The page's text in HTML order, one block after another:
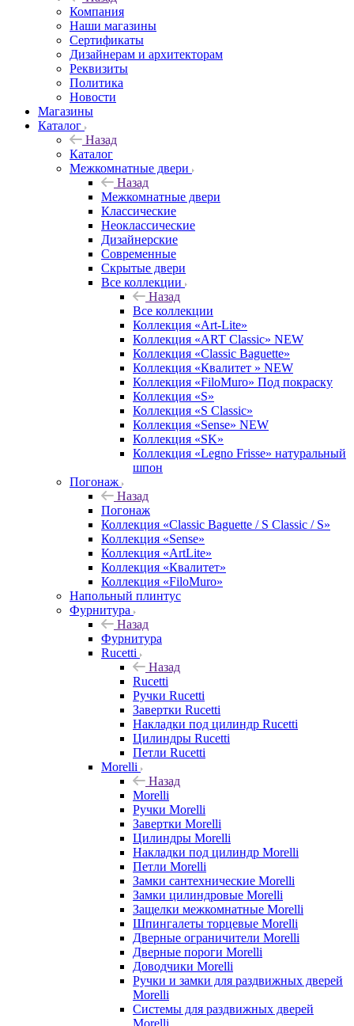
Компания
Наши магазины
Сертификаты
Дизайнерам и архитекторам
Реквизиты
Политика
Новости
Магазины
Каталог
Назад
Каталог
Межкомнатные двери
Назад
Межкомнатные двери
Классические
Неоклассические
Дизайнерские
Современные
Скрытые двери
Все коллекции
Назад
Все коллекции
Коллекция «Art-Lite»
Коллекция «ART Classic» NEW
Коллекция «Classic Baguette»
Коллекция «Квалитет » NEW
Коллекция «FiloMuro» Под покраску
Коллекция «S»
Коллекция «S Classic»
Коллекция «Sense» NEW
Коллекция «SK»
Коллекция «Legno Frisse» натуральный
шпон
Погонаж
Назад
Погонаж
Коллекция «Classic Baguette / S Classic / S»
Коллекция «Sense»
Коллекция «ArtLite»
Коллекция «Квалитет»
Коллекция «FiloMuro»
Напольный плинтус
Фурнитура
Назад
Фурнитура
Rucetti
Назад
Rucetti
Ручки Rucetti
Завертки Rucetti
Накладки под цилиндр Rucetti
Цилиндры Rucetti
Петли Rucetti
Morelli
Назад
Morelli
Ручки Morelli
Завертки Morelli
Цилиндры Morelli
Накладки под цилиндр Morelli
Петли Morelli
Замки сантехнические Morelli
Замки цилиндровые Morelli
Защелки межкомнатные Morelli
Шпингалеты торцевые Morelli
Дверные ограничители Morelli
Дверные пороги Morelli
Доводчики Morelli
Ручки и замки для раздвижных дверей
Morelli
Системы для раздвижных дверей